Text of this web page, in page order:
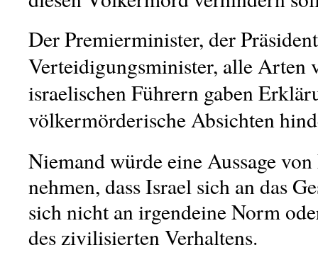
Der Premierminister, der
Verteidigungsminister, alle Arten
israelischen Führern gaben
völkermörderische Absichten
Niemand würde eine Aussage
nehmen, dassIsrael sich an das
sich nicht an irgendeine Norm
des zivilisierten Verhaltens.